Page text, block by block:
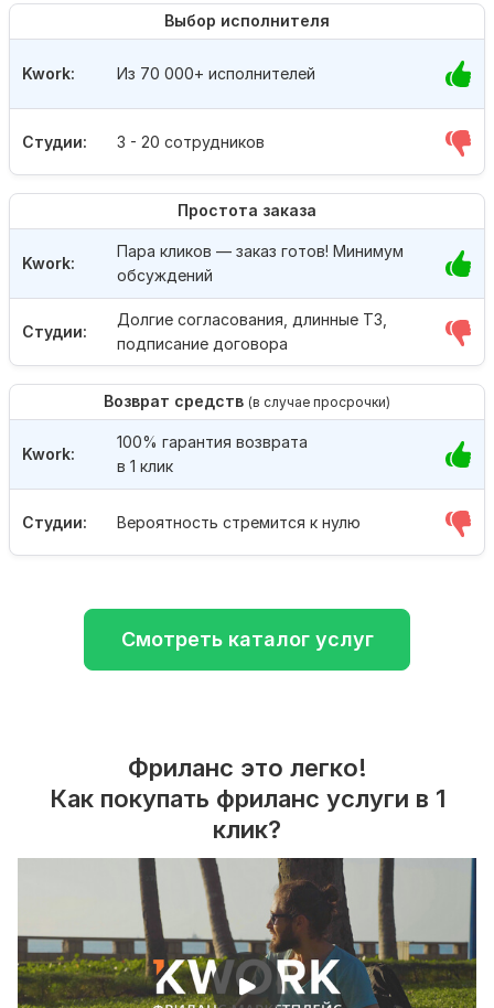
Выбор исполнителя
Студии: 3 - 20 сотрудников
Kwork: Из 70 000+ исполнителей
Простота заказа
Студии:
Долгие согласования, длинные ТЗ,
подписание договора
Kwork:
Пара кликов — заказ готов! Минимум
обсуждений
Возврат средств (в случае просрочки)
Студии: Вероятность стремится к нулю
Kwork:
100% гарантия возврата
в 1 клик
Смотреть каталог услуг
Фриланс это легко!
Как покупать фриланс услуги в 1
клик?